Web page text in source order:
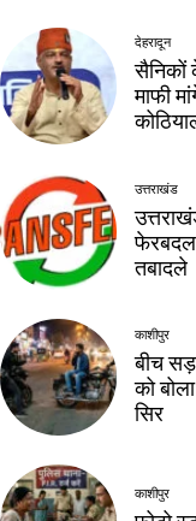
देहरादून
सैनिकों
माफी
उत्तराखंड
फेरबदल
तबादले
काशीपुर
बीच
को
सिर
काशीपुर